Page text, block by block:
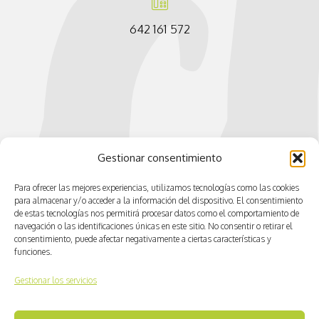
Gestionar consentimiento
Para ofrecer las mejores experiencias, utilizamos tecnologías como las cookies
para almacenar y/o acceder a la información del dispositivo. El consentimiento
de estas tecnologías nos permitirá procesar datos como el comportamiento de
navegación o las identificaciones únicas en este sitio. No consentir o retirar el
consentimiento, puede afectar negativamente a ciertas características y
funciones.
Gestionar los servicios
642 161 572